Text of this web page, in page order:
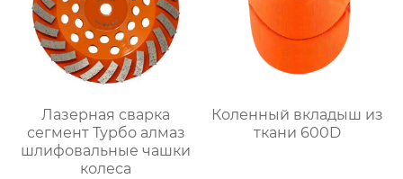
Лазерная сварка
сегмент Турбо алмаз
шлифовальные чашки
колеса
Коленный вкладыш из
ткани 600D